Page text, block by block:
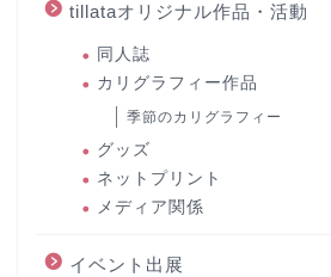
tillataオリジナル作品・活動
同人誌
カリグラフィー作品
季節のカリグラフィー
グッズ
ネットプリント
メディア関係
イベント出展